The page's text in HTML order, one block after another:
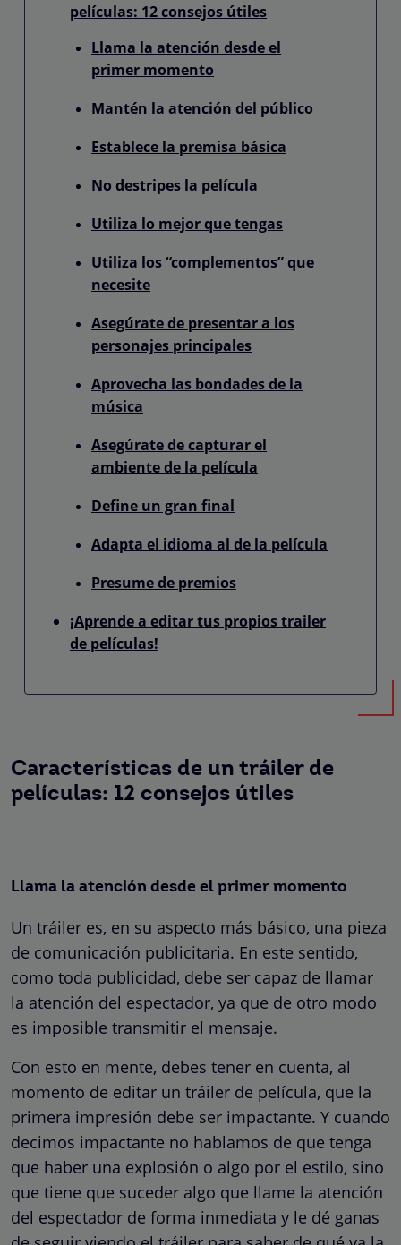
películas: 12 consejos útiles
Llama la atención desde el
primer momento
Mantén la atención del público
Establece la premisa básica
No destripes la película
Utiliza lo mejor que tengas
Utiliza los “complementos” que
necesite
Asegúrate de presentar a los
personajes principales
Aprovecha las bondades de la
música
Asegúrate de capturar el
ambiente de la película
Define un gran final
Adapta el idioma al de la película
Presume de premios
¡Aprende a editar tus propios trailer
de películas!
Características de un tráiler de
películas: 12 consejos útiles
Llama la atención desde el primer momento
Un tráiler es, en su aspecto más básico, una pieza
de comunicación publicitaria. En este sentido,
como toda publicidad, debe ser capaz de llamar
la atención del espectador, ya que de otro modo
es imposible transmitir el mensaje.
Con esto en mente, debes tener en cuenta, al
momento de editar un tráiler de película, que la
primera impresión debe ser impactante. Y cuando
decimos impactante no hablamos de que tenga
que haber una explosión o algo por el estilo, sino
que tiene que suceder algo que llame la atención
del espectador de forma inmediata y le dé ganas